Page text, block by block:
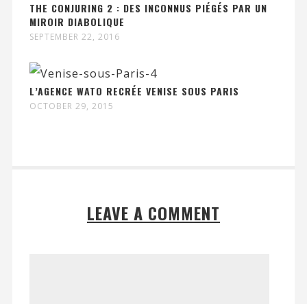
THE CONJURING 2 : DES INCONNUS PIÉGÉS PAR UN
MIROIR DIABOLIQUE
SEPTEMBER 22, 2016
L’AGENCE WATO RECRÉE VENISE SOUS PARIS
OCTOBER 29, 2015
LEAVE A COMMENT